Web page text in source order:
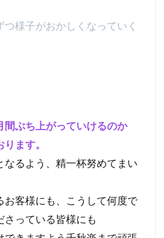
様子がおかしくなっていく
間ぶち上がっていけるのか
ます。
なるよう、精一杯努めてまい
お客様にも、こうして何度で
さっている皆様にも